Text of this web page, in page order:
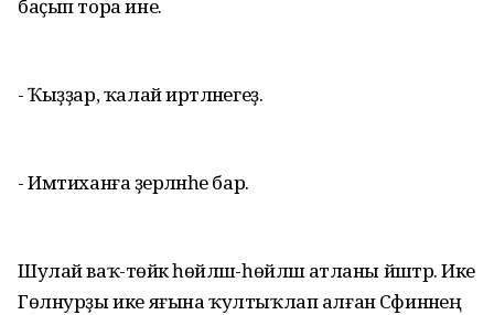
баҫып тора ине.
- Ҡыҙҙар, ҡалай иртәләнегеҙ.
- Имтиханға әҙерләнәһе бар.
Шулай ваҡ-төйәк һөйләшә-һөйләшә атланы йәштәр. Ике
Гөлнурҙы ике яғына ҡултыҡлап алған Сәфинәнең